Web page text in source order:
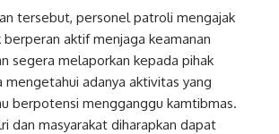
tersebut, personel patroli mengajak
aktif menjaga keamanan
segera melaporkan kepada pihak
mengetahui adanya aktivitas yang
berpotensi mengganggu kamtibmas.
dan masyarakat diharapkan dapat